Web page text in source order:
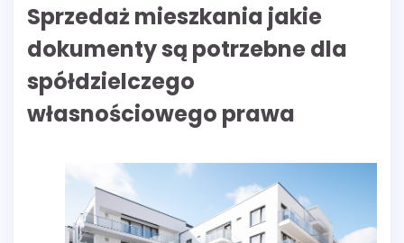
Sprzedaż mieszkania jakie
dokumenty są potrzebne dla
spółdzielczego
własnościowego prawa